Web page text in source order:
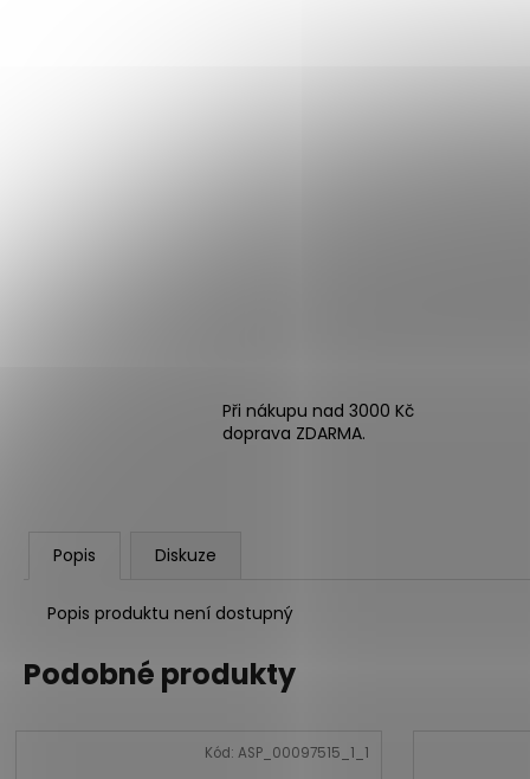
Při nákupu nad 3000 Kč
doprava ZDARMA.
Popis Diskuze
Popis produktu není dostupný
Podobné produkty
Kód: ASP_00097515_1_1